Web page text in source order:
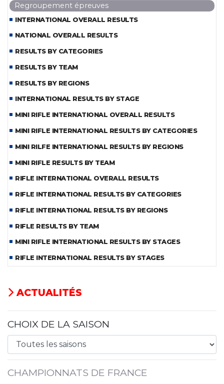
Regroupement épreuves
INTERNATIONAL OVERALL RESULTS
NATIONAL OVERALL RESULTS
RESULTS BY CATEGORIES
RESULTS BY TEAM
RESULTS BY REGIONS
INTERNATIONAL RESULTS BY STAGE
MINI RIFLE INTERNATIONAL OVERALL RESULTS
MINI RIFLE INTERNATIONAL RESULTS BY CATEGORIES
MINI RILFE INTERNATIONAL RESULTS BY REGIONS
MINI RIFLE RESULTS BY TEAM
RIFLE INTERNATIONAL OVERALL RESULTS
RIFLE INTERNATIONAL RESULTS BY CATEGORIES
RIFLE INTERNATIONAL RESULTS BY REGIONS
RIFLE RESULTS BY TEAM
MINI RIFLE INTERNATIONAL RESULTS BY STAGES
RIFLE INTERNATIONAL RESULTS BY STAGES
ACTUALITÉS
CHOIX DE LA SAISON
CHAMPIONNATS DE FRANCE